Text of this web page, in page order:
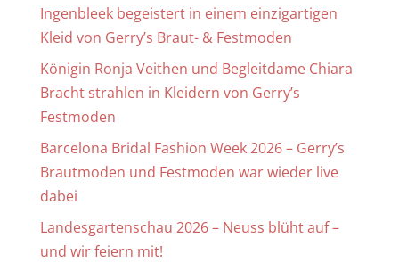
Ingenbleek begeistert in einem einzigartigen
Kleid von Gerry’s Braut- & Festmoden
Königin Ronja Veithen und Begleitdame Chiara
Bracht strahlen in Kleidern von Gerry’s
Festmoden
Barcelona Bridal Fashion Week 2026 – Gerry’s
Brautmoden und Festmoden war wieder live
dabei
Landesgartenschau 2026 – Neuss blüht auf –
und wir feiern mit!